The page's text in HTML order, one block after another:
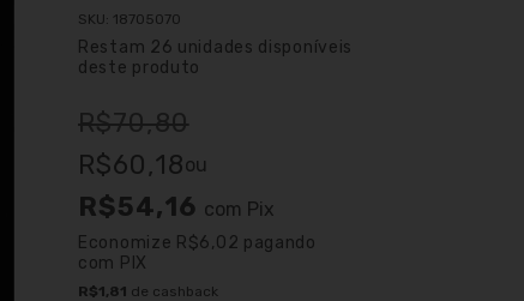
SKU: 18705070
Restam 26 unidades disponíveis
deste produto
R$70,80
R$60,18ou
R$54,16 com Pix
Economize R$6,02 pagando
com PIX
R$1,81 de cashback